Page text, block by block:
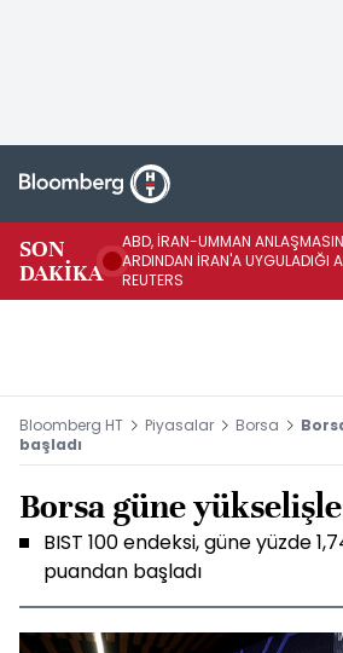
SON
DAKİKA
ABD, İRAN-UMMAN
ARDINDAN İRAN'A UYGULADIĞI
REUTERS
Bloomberg HT Piyasalar Borsa
başladı
Borsa güne yükselişle
BIST 100 endeksi, güne yüzde
puandan başladı